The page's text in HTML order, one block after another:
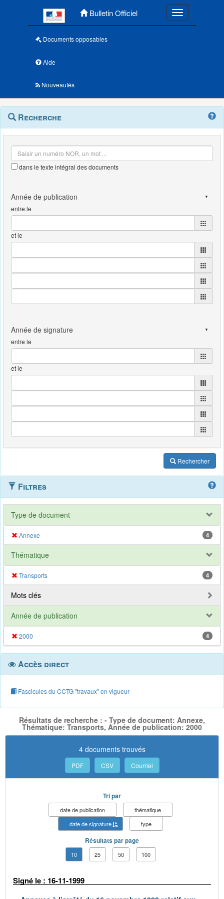
Bulletin Officiel Toggle
Documents opposables
Aide
Nouveautés
Navigation
outils
Menu
contextuel
Recherche
dans le texte intégral des documents
entre le
et le
entre le
et le
Rechercher
Filtres
Type de document
Annexe 4
Thématique
Transports 4
Mots clés
Année de publication
2000 4
Accès direct
Fascicules du CCTG "travaux" en vigueur
Résultats de recherche : - Type de document: Annexe,
Thématique: Transports, Année de publication: 2000
4 documents trouvés
PDF CSV Courriel
Tri par
date de publication
thématique
date de signature
type
Résultats par page
10 25 50 100
Signé le : 16-11-1999